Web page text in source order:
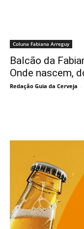
Coluna Fabiana Arreguy
Balcão da
Onde nascem,
Redação Guia da Cerveja -